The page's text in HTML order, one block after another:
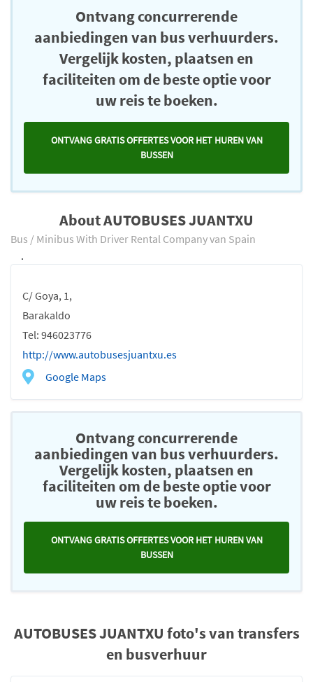
Ontvang concurrerende
aanbiedingen van bus verhuurders.
Vergelijk kosten, plaatsen en
faciliteiten om de beste optie voor
uw reis te boeken.
ONTVANG GRATIS OFFERTES VOOR HET HUREN VAN
BUSSEN
About AUTOBUSES JUANTXU
Bus / Minibus With Driver Rental Company van Spain
C/ Goya, 1,
Barakaldo
Tel: 946023776
http://www.autobusesjuantxu.es
Google Maps
.
Ontvang concurrerende
aanbiedingen van bus verhuurders.
Vergelijk kosten, plaatsen en
faciliteiten om de beste optie voor
uw reis te boeken.
ONTVANG GRATIS OFFERTES VOOR HET HUREN VAN
BUSSEN
AUTOBUSES JUANTXU foto's van transfers
en busverhuur